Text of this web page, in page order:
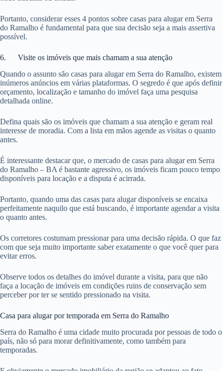
Portanto, considerar esses 4 pontos sobre casas para alugar em Serra
do Ramalho é fundamental para que sua decisão seja a mais assertiva
possível.
6. Visite os imóveis que mais chamam a sua atenção
Quando o assunto são casas para alugar em Serra do Ramalho, existem
inúmeros anúncios em várias plataformas. O segredo é que após definir
orçamento, localização e tamanho do imóvel faça uma pesquisa
detalhada online.
Defina quais são os imóveis que chamam a sua atenção e geram real
interesse de moradia. Com a lista em mãos agende as visitas o quanto
antes.
É interessante destacar que, o mercado de casas para alugar em Serra
do Ramalho – BA é bastante agressivo, os imóveis ficam pouco tempo
disponíveis para locação e a disputa é acirrada.
Portanto, quando uma das casas para alugar disponíveis se encaixa
perfeitamente naquilo que está buscando, é importante agendar a visita
o quanto antes.
Os corretores costumam pressionar para uma decisão rápida. O que faz
com que seja muito importante saber exatamente o que você quer para
evitar erros.
Observe todos os detalhes do imóvel durante a visita, para que não
faça a locação de imóveis em condições ruins de conservação sem
perceber por ter se sentido pressionado na visita.
Casa para alugar por temporada em Serra do Ramalho
Serra do Ramalho é uma cidade muito procurada por pessoas de todo o
país, não só para morar definitivamente, como também para
temporadas.